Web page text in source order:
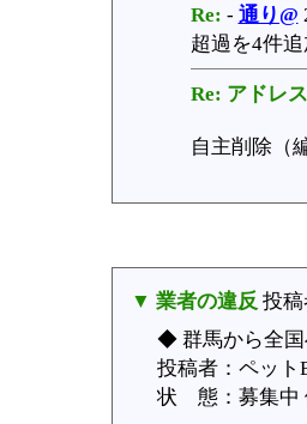
Re: - 通り@
超過を4件
Re: アドレ
自主削除（
▼ 業者の違反 投稿
◆ 群馬から全
投稿者：ペッ
状 態：募集中